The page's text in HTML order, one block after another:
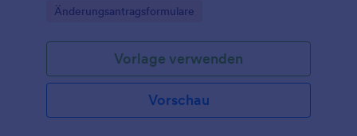
Schichtbetriebe zur digitalen Datenerfassung.
Go to Category:
Änderungsantragsformulare
Vorlage verwenden
Vorschau